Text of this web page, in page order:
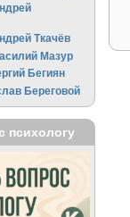
Ткачёв
Мазур
Бегиян
Береговой
психологу